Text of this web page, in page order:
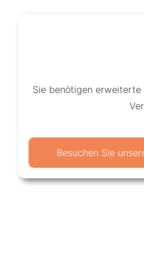
Sie benötigen
Besuchen Sie